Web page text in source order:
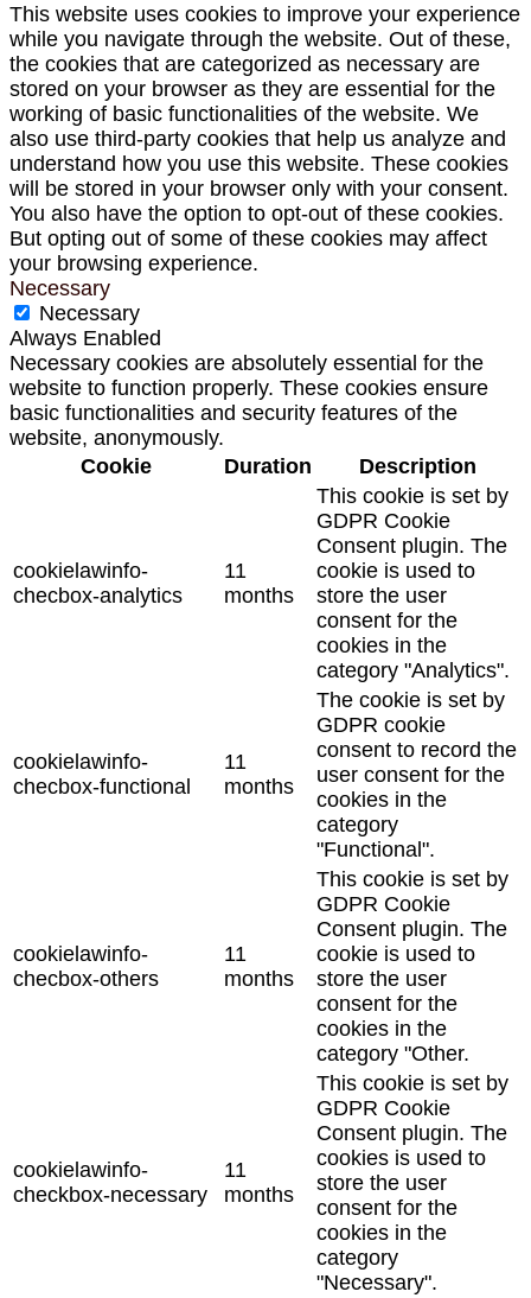
This website uses cookies to improve your experience
while you navigate through the website. Out of these,
the cookies that are categorized as necessary are
stored on your browser as they are essential for the
working of basic functionalities of the website. We
also use third-party cookies that help us analyze and
understand how you use this website. These cookies
will be stored in your browser only with your consent.
You also have the option to opt-out of these cookies.
But opting out of some of these cookies may affect
your browsing experience.
Necessary
Necessary
Always Enabled
Necessary cookies are absolutely essential for the
website to function properly. These cookies ensure
basic functionalities and security features of the
website, anonymously.
Cookie
Duration Description
cookielawinfo-
checbox-analytics
11
months
This cookie is set by
GDPR Cookie
Consent plugin. The
cookie is used to
store the user
consent for the
cookies in the
category "Analytics".
cookielawinfo-
checbox-functional
11
months
The cookie is set by
GDPR cookie
consent to record the
user consent for the
cookies in the
category
"Functional".
cookielawinfo-
checbox-others
11
months
This cookie is set by
GDPR Cookie
Consent plugin. The
cookie is used to
store the user
consent for the
cookies in the
category "Other.
cookielawinfo-
checkbox-necessary
11
months
This cookie is set by
GDPR Cookie
Consent plugin. The
cookies is used to
store the user
consent for the
cookies in the
category
"Necessary".